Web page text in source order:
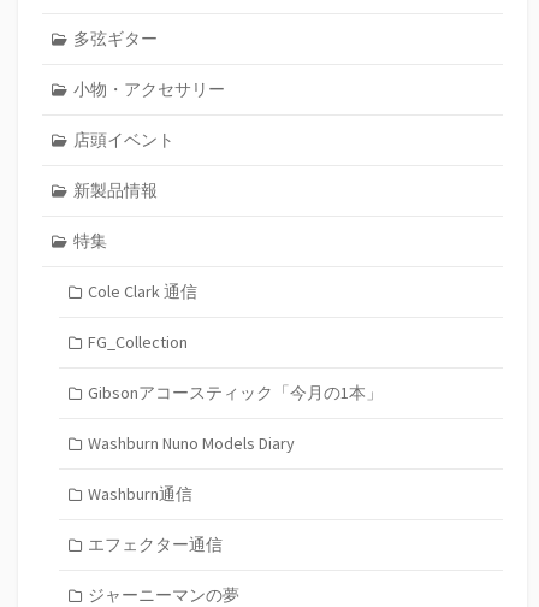
多弦ギター
小物・アクセサリー
店頭イベント
新製品情報
特集
Cole Clark 通信
FG_Collection
Gibsonアコースティック「今月の1本」
Washburn Nuno Models Diary
Washburn通信
エフェクター通信
ジャーニーマンの夢